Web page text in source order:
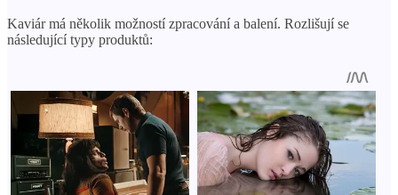
Kaviár má několik možností zpracování a balení. Rozlišují se
následující typy produktů: